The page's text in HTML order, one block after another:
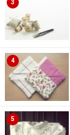
3
4
5